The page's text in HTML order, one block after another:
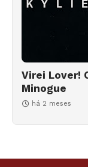
Virei Lover!
Minogue
há 2 meses